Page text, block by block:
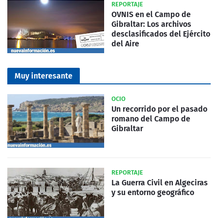
REPORTAJE
OVNIS en el Campo de
Gibraltar: Los archivos
desclasificados del Ejército
del Aire
Muy interesante
OCIO
Un recorrido por el pasado
romano del Campo de
Gibraltar
REPORTAJE
La Guerra Civil en Algeciras
y su entorno geográfico